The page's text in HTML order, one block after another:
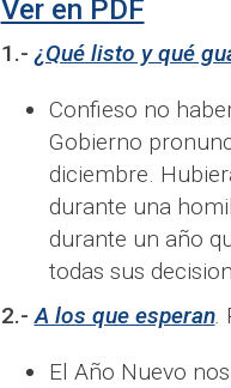
Ver en PDF
1.- ¿Qué listo y qué
Confieso no
Gobierno
diciembre.
durante una
durante un año
todas sus
2.- A los que esperan.
El Año Nuevo